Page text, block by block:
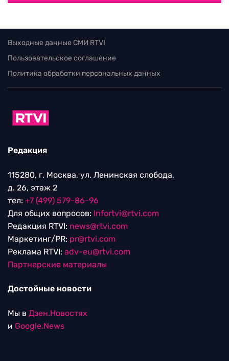
Выходные данные СМИ RTVI
Пользовательское соглашение
Политика обработки персональных данных
Редакция
115280, г. Москва, ул. Ленинская слобода,
д. 26, этаж 2
тел: +7 (499) 579-86-96
Для общих вопросов: Infortvi@rtvi.com
Редакция RTVI: news@rtvi.com
Маркетинг/PR: pr@rtvi.com
Реклама RTVI: adv-eu@rtvi.com
Партнерские материалы
Достойные новости
Мы в Дзен.Новостях
и Google.News